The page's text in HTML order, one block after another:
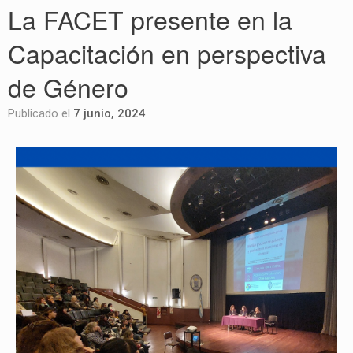
La FACET presente en la
Capacitación en perspectiva
de Género
Publicado el 7 junio, 2024